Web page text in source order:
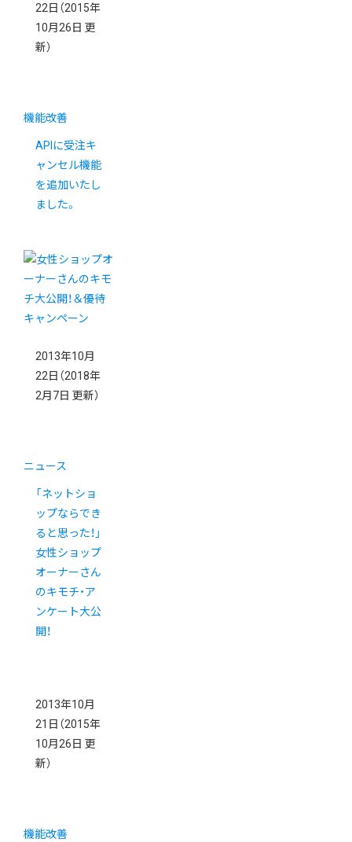
22日 （2015年
10月26日 更
新）
機能改善
APIに受注キ
ャンセル機能
を追加いたし
ました。
2013年10月
22日 （2018年
2月7日 更新）
ニュース
「ネットショ
ップならでき
ると思った！」
女性ショップ
オーナーさん
のキモチ・ア
ンケート大公
開！
2013年10月
21日 （2015年
10月26日 更
新）
機能改善